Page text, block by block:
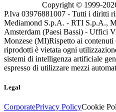
Copyright © 1999-
P.Iva 03976881007 - Tutti i diritti
Mediamond S.p.A. - RTI S.p.A.,
Amsterdam (Paesi Bassi) - Uffici
Monzese (MI)Rispetto ai contenuti
riprodotti è vietata ogni
sistemi di intelligenza artificiale
espresso di utilizzare mezzi
Legal
CorporatePrivacy PolicyCookie